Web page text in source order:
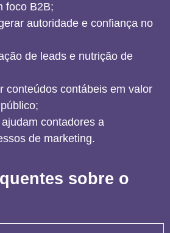
foco B2B;
autoridade e confiança no
de leads e nutrição de
conteúdos contábeis em valor
contadores a
de marketing.
sobre o